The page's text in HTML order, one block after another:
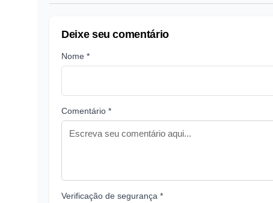
Deixe seu comentário
Nome *
Comentário *
Verificação de segurança *